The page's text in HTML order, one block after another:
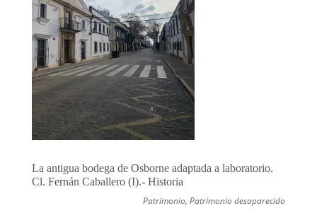
La antigua bodega de Osborne adaptada a laboratorio.
Cl. Fernán Caballero (I).- Historia
Patrimonio,Patrimonio desaparecido